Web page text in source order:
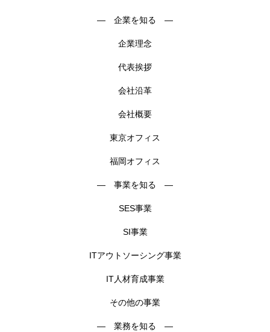
― 企業を知る ―
企業理念
代表挨拶
会社沿革
会社概要
東京オフィス
福岡オフィス
― 事業を知る ―
SES事業
SI事業
ITアウトソーシング事業
IT人材育成事業
その他の事業
― 業務を知る ―